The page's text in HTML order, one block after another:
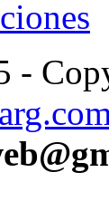
-